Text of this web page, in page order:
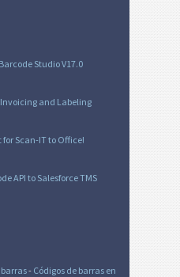
Studio V17.0
Invoicing and Labeling
Scan-IT to Office!
API to Salesforce TMS
barras- Códigos de barras en